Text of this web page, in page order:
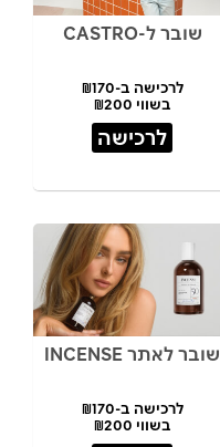
שובר ל-CASTRO
לרכישה ב-₪170
בשווי ₪200
לרכישה
שובר לאתר INCENSE
לרכישה ב-₪170
בשווי ₪200